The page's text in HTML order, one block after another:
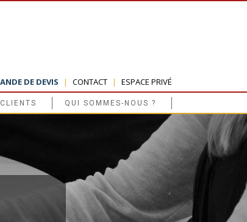
DE DEVIS | CONTACT | ESPACE PRIVÉ
QUI SOMMES-NOUS ?